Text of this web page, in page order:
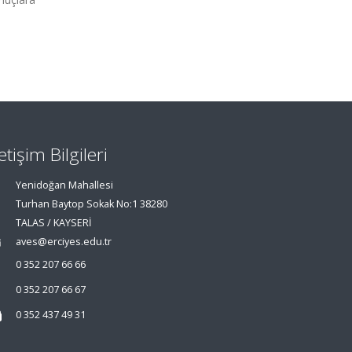
Bilgileri
Yenidoğan Mahallesi
Turhan Baytop Sokak No:1 38280
TALAS / KAYSERİ
aves@erciyes.edu.tr
0 352 207 66 66
0 352 207 66 67
0 352 437 49 31